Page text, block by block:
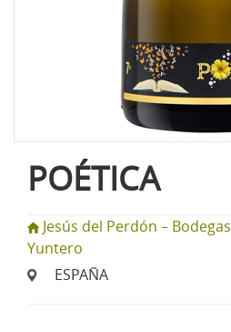
POÉTICA
Jesús del Perdón – Bodegas
Yuntero
ESPAÑA